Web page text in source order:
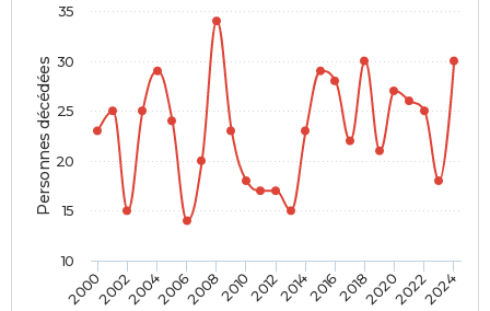
Personnes décédées
2000200220042006200820102012201420162018202020222024
10
15
20
25
30
35